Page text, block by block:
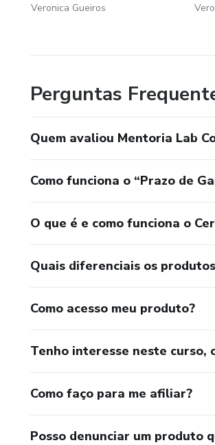
Veronica Gueiros
Perguntas
Quem avaliou Mentoria Lab
Como funciona o “Prazo de
O que é e como funciona o
Quais diferenciais os
Como acesso meu produto?
Tenho interesse neste curso,
Como faço para me afiliar?
Posso denunciar um produto